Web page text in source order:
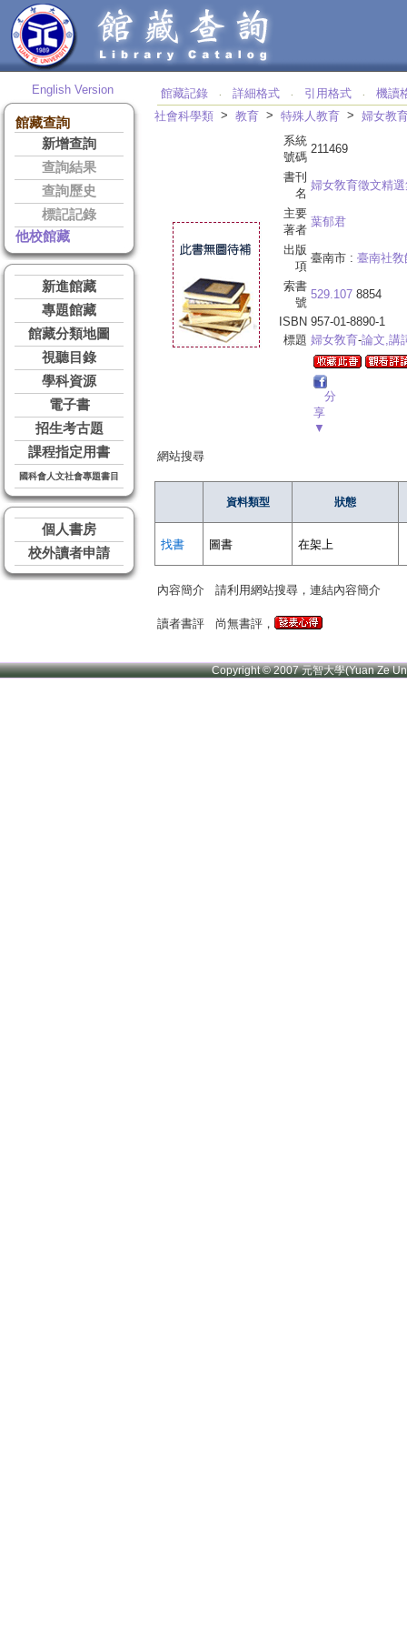
English Version
館藏查詢
新增查詢
查詢結果
查詢歷史
標記記錄
他校館藏
新進館藏
專題館藏
館藏分類地圖
視聽目錄
學科資源
電子書
招生考古題
課程指定用書
國科會人文社會專題書目
個人書房
校外讀者申請
館藏記錄 ‧ 詳細格式 ‧ 引用格式 ‧
機讀
社會科學類 > 教育 > 特殊人教育 > 婦女教
系統
號碼
211469
書刊
名
婦女敎育徵文精
主要
著者
葉郁君
出版
項
臺南市 : 臺南社敎
索書
號
529.107 8854
ISBN 957-01-8890-1
標題 婦女敎育-論文,講
分
享
▼
網站搜尋
資料類型 狀態
找書 圖書 在架上
內容簡介 請利用網站搜尋，連結內容簡介
讀者書評 尚無書評，
Copyright © 2007 元智大學(Yuan Ze